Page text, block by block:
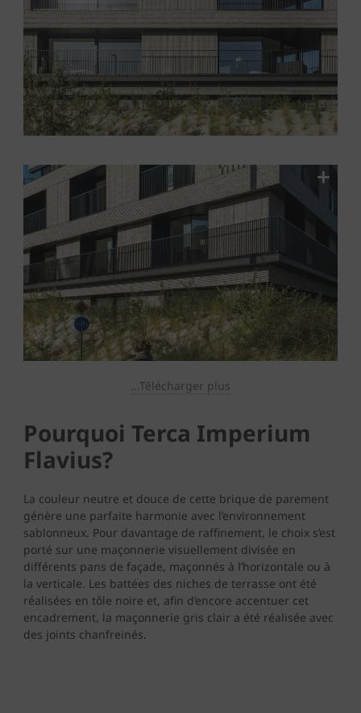
...Télécharger plus
Pourquoi Terca Imperium
Flavius?
La couleur neutre et douce de cette brique de parement
génère une parfaite harmonie avec l’environnement
sablonneux. Pour davantage de raffinement, le choix s’est
porté sur une maçonnerie visuellement divisée en
différents pans de façade, maçonnés à l’horizontale ou à
la verticale. Les battées des niches de terrasse ont été
réalisées en tôle noire et, afin d’encore accentuer cet
encadrement, la maçonnerie gris clair a été réalisée avec
des joints chanfreinés.